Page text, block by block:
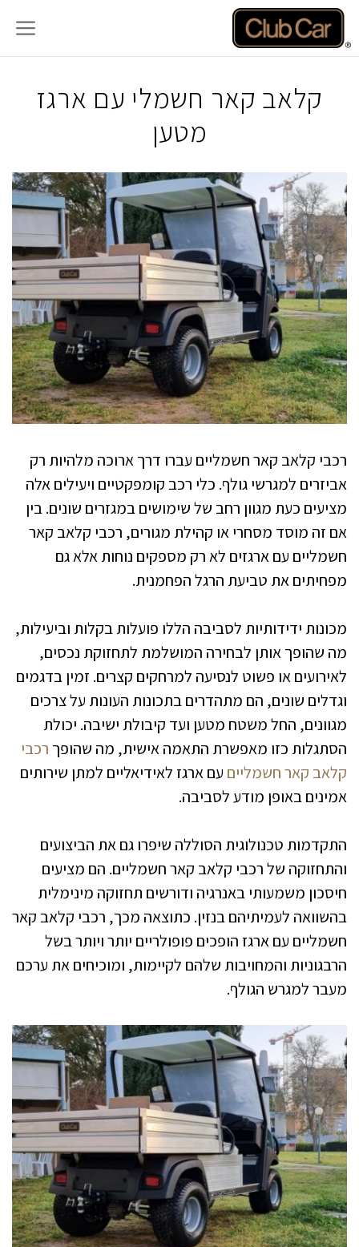
לדלג
לתוכן
קלאב קאר חשמלי עם ארגז
מטען
רכבי קלאב קאר חשמליים עברו דרך ארוכה מלהיות רק
אביזרים למגרשי גולף. כלי רכב קומפקטיים ויעילים אלה
מציעים כעת מגוון רחב של שימושים במגזרים שונים. בין
אם זה מוסד מסחרי או קהילת מגורים, רכבי קלאב קאר
חשמליים עם ארגזים לא רק מספקים נוחות אלא גם
מפחיתים את טביעת הרגל הפחמנית.
מכונות ידידותיות לסביבה הללו פועלות בקלות וביעילות,
מה שהופך אותן לבחירה המושלמת לתחזוקת נכסים,
לאירועים או פשוט לנסיעה למרחקים קצרים. זמין בדגמים
וגדלים שונים, הם מתהדרים בתכונות העונות על צרכים
מגוונים, החל משטח מטען ועד קיבולת ישיבה. יכולת
הסתגלות כזו מאפשרת התאמה אישית, מה שהופך רכבי
קלאב קאר חשמליים עם ארגז לאידיאליים למתן שירותים
אמינים באופן מודע לסביבה.
התקדמות טכנולוגית הסוללה שיפרו גם את הביצועים
והתחזוקה של רכבי קלאב קאר חשמליים. הם מציעים
חיסכון משמעותי באנרגיה ודורשים תחזוקה מינימלית
בהשוואה לעמיתיהם בנזין. כתוצאה מכך, רכבי קלאב קאר
חשמליים עם ארגז הופכים פופולריים יותר ויותר בשל
הרבגוניות והמחויבות שלהם לקיימות, ומוכיחים את ערכם
מעבר למגרש הגולף.